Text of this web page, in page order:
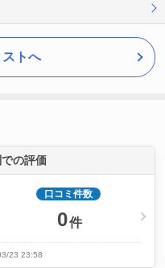
トへ
の評価
口コミ件数
0件
23 23:58